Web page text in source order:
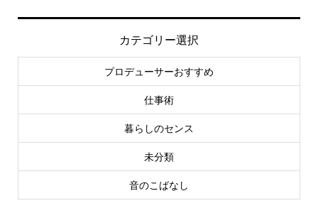
カテゴリー選択
プロデューサーおすすめ
仕事術
暮らしのセンス
未分類
音のこばなし